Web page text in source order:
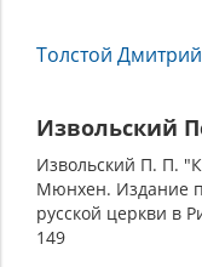
Толстой
Извольский
Извольский П. П.
Мюнхен. Издание
русской церкви в
149